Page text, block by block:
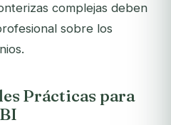
complejas deben
sobre los
Prácticas para